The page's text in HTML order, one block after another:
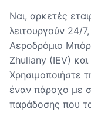
Ναι, αρκετές
λειτουργούν 24/
Αεροδρόμιο
Zhuliany (IEV)
Χρησιμοποιήστε
έναν πάροχο με
παράδοσης που